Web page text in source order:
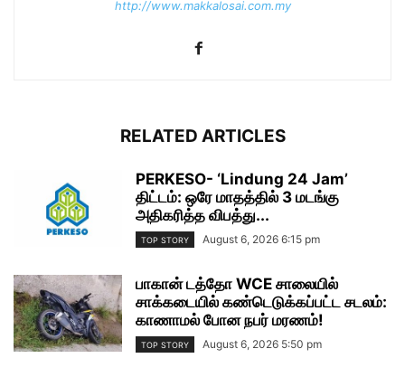
http://www.makkalosai.com.my
RELATED ARTICLES
PERKESO- ‘Lindung 24 Jam’
திட்டம்: ஒரே மாதத்தில் 3 மடங்கு
அதிகரித்த விபத்து...
TOP STORY August 6, 2026 6:15 pm
பாகான் டத்தோ WCE சாலையில்
சாக்கடையில் கண்டெடுக்கப்பட்ட சடலம்:
காணாமல் போன நபர் மரணம்!
TOP STORY August 6, 2026 5:50 pm